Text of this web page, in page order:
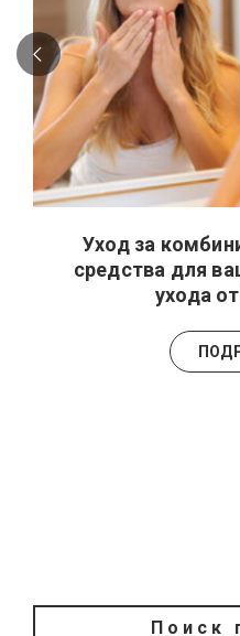
Уход за
средства для
ухода
Поиск